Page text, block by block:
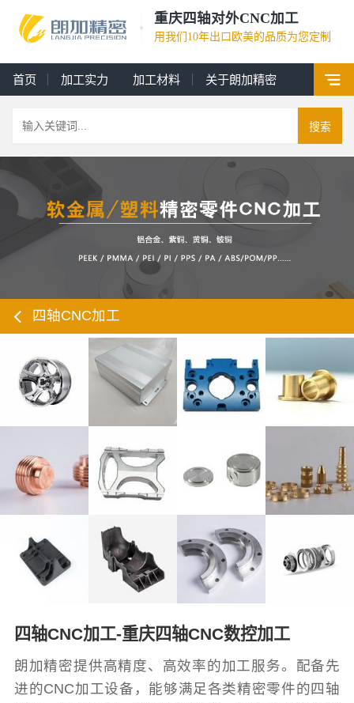
重庆四轴对外CNC加工
用我们10年出口欧美的品质为您定制
首页 加工实力 加工材料 关于朗加精密
搜索
四轴CNC加工
四轴CNC加工-重庆四轴CNC数控加工
朗加精密提供高精度、高效率的加工服务。配备先
进的CNC加工设备，能够满足各类精密零件的四轴